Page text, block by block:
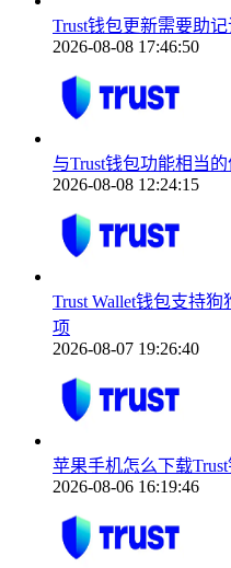
Trust钱包更新需要助
2026-08-08 17:46:50
与Trust钱包功能相当
2026-08-08 12:24:15
Trust Wallet钱包支持
项
2026-08-07 19:26:40
苹果手机怎么下载
2026-08-06 16:19:46